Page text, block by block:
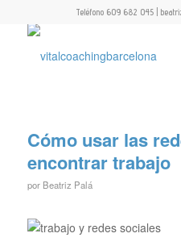
Teléfono 609 682 045 |
Cómo usar las
encontrar trabajo
por Beatriz Palá